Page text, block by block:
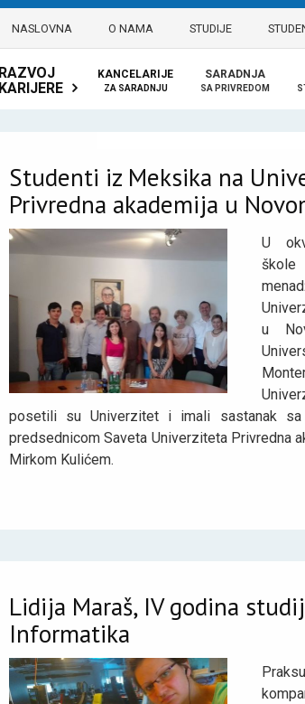
NASLOVNA O NAMA STUDIJE
RAZVOJ
KARIJERE
KANCELARIJE
ZA SARADNJU
SARADNJA
SA PRIVREDOM
Studenti iz Meksika na
Privredna akademija u
U
u
posetili su Univerzitet i imali sastanak sa
predsednicom Saveta Univerziteta Privredna
Mirkom Kulićem.
Lidija Maraš, IV godina
Informatika